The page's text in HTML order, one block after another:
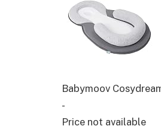
Babymoov
-
Price not available